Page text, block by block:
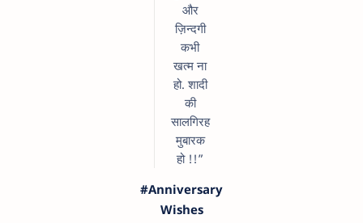
और
ज़िन्दगी
कभी
खत्म ना
हो. शादी
की
सालगिरह
मुबारक
हो !!”
#Anniversary
Wishes